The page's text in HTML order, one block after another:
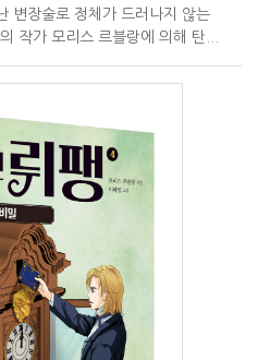
변장술로 정체가 드러나지 않는
작가 모리스 르블랑에 의해 탄...